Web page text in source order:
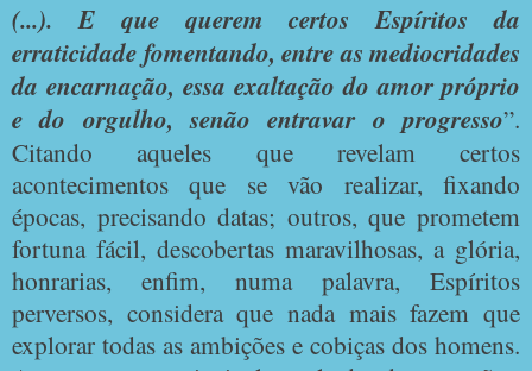
(...). E que querem certos Espíritos da
erraticidade fomentando, entre as mediocridades
da encarnação, essa exaltação do amor próprio
e do orgulho, senão entravar o progresso”.
Citando aqueles que revelam certos
acontecimentos que se vão realizar, fixando
épocas, precisando datas; outros, que prometem
fortuna fácil, descobertas maravilhosas, a glória,
honrarias, enfim, numa palavra, Espíritos
perversos, considera que nada mais fazem que
explorar todas as ambições e cobiças dos homens.